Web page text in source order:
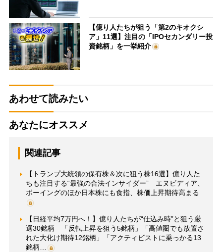
【億り人たちが狙う「第2のキオクシ
ア」11選】注目の「IPOセカンダリー投
資銘柄」を一挙紹介
あわせて読みたい
あなたにオススメ
関連記事
【トランプ大統領の保有株＆次に狙う株16選】億り人た
ちも注目する“最強の合法インサイダー” エヌビディア、
ボーイングのほか日本株にも食指、株価上昇期待高まる
【日経平均7万円へ！】億り人たちが“仕込み時”と狙う厳
選30銘柄 「反転上昇を狙う5銘柄」「高値圏でも放置さ
れた大化け期待12銘柄」「アクティビストに乗っかる13
銘柄…